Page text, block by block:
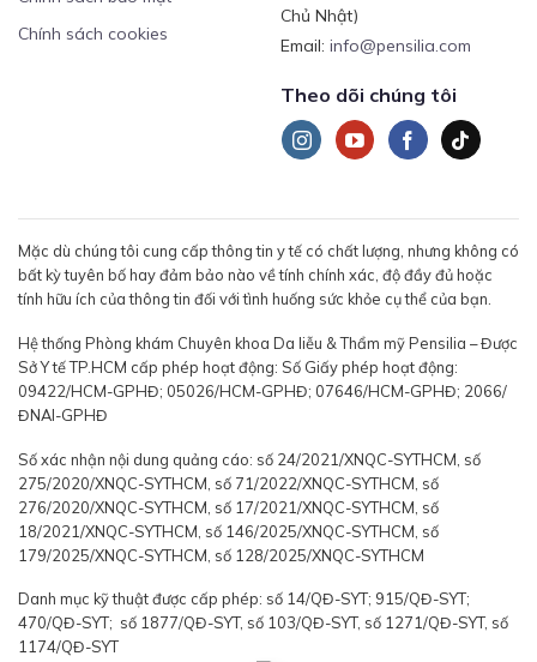
Chính sách cookies
Chủ Nhật)
Email: info@pensilia.com
Theo dõi chúng tôi
Mặc dù chúng tôi cung cấp thông tin y tế có chất lượng, nhưng không có
bất kỳ tuyên bố hay đảm bảo nào về tính chính xác, độ đầy đủ hoặc
tính hữu ích của thông tin đối với tình huống sức khỏe cụ thể của bạn.
Hệ thống Phòng khám Chuyên khoa Da liễu & Thẩm mỹ Pensilia – Được
Sở Y tế TP.HCM cấp phép hoạt động: Số Giấy phép hoạt động:
09422/HCM-GPHĐ; 05026/HCM-GPHĐ; 07646/HCM-GPHĐ; 2066/
ĐNAI-GPHĐ
Số xác nhận nội dung quảng cáo: số 24/2021/XNQC-SYTHCM, số
275/2020/XNQC-SYTHCM, số 71/2022/XNQC-SYTHCM, số
276/2020/XNQC-SYTHCM, số 17/2021/XNQC-SYTHCM, số
18/2021/XNQC-SYTHCM, số 146/2025/XNQC-SYTHCM, số
179/2025/XNQC-SYTHCM, số 128/2025/XNQC-SYTHCM
Danh mục kỹ thuật được cấp phép: số 14/QĐ-SYT; 915/QĐ-SYT;
470/QĐ-SYT; số 1877/QĐ-SYT, số 103/QĐ-SYT, số 1271/QĐ-SYT, số
1174/QĐ-SYT